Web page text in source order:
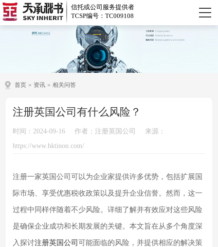
信托或公司服务提供者
TCSP编号：TC009108
首页 » 资讯 » 相关问答
注册英国公司有什么风险？
时间：2024-09-16 作者：注册英国公司
来源：
https://www.hktinon.com/
注册一家英国公司可以为企业家提供许多优势，包括扩展国
际市场、享受优惠税收政策以及提升企业信誉。然而，这一
过程中同样伴随着不少风险。详细了解并有效应对这些风险
是确保企业成功和长期发展的关键。本文旨在从多个角度深
入探讨注册英国公司 可能面临的风险，并提供相应的解决策